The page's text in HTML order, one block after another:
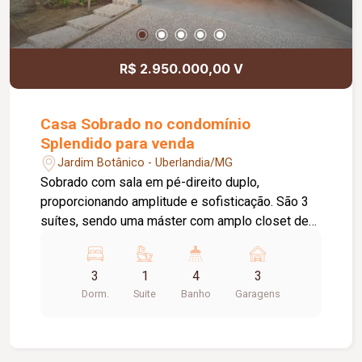
R$ 2.950.000,00 V
Casa Sobrado no condomínio
Splendido para venda
Jardim Botânico - Uberlandia/MG
Sobrado com sala em pé-direito duplo,
proporcionando amplitude e sofisticação. São 3
suítes, sendo uma máster com amplo closet de
(exceto escritório). Revestimentos em pedras
naturais na fachada e na área gourmet. Sistema
de energia fotovoltaica (Geração G1 ? exclusivo).
3
Dorm.
1
Suite
4
Banho
3
Garagens